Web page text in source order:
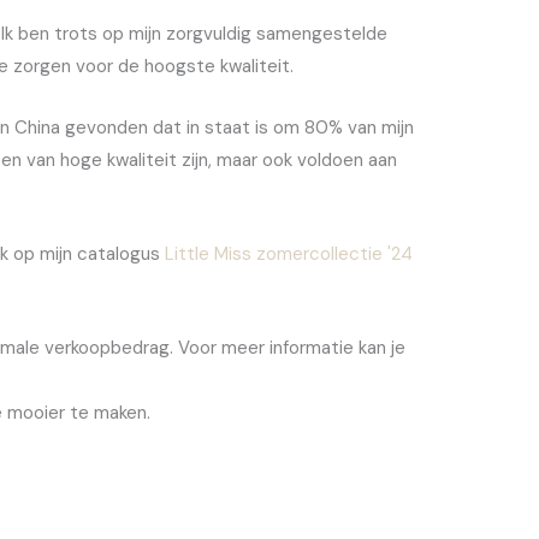
ben trots op mijn zorgvuldig samengestelde
zorgen voor de hoogste kwaliteit.
China gevonden dat in staat is om 80% van mijn
van hoge kwaliteit zijn, maar ook voldoen aan
op mijn catalogus Little Miss zomercollectie '24
verkoopbedrag. Voor meer informatie kan je
te maken.